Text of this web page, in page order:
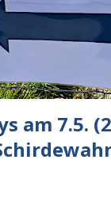
Das ist lächerlich
Information fehlt
am 7.5.